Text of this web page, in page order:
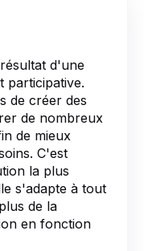
d'une
participative.
de créer des
de nombreux
de mieux
C'est
la plus
s'adapte à tout
de la
en fonction